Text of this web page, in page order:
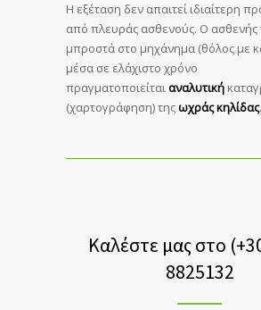
H εξέταση δεν απαιτεί ιδιαίτερη
από πλευράς ασθενούς. Ο ασθενής
μπροστά στο μηχάνημα (θόλος με
μέσα σε ελάχιστο χρόνο
πραγματοποιείταιαναλυτική
(χαρτογράφηση) τηςωχράς κηλίδας.
Καλέστε μας στο
8825132